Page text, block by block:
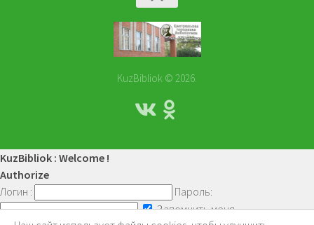
KuzBibliok © 2026.
KuzBibliok : Welcome !
Authorize
Логин :
Пароль:
Запомнить меня